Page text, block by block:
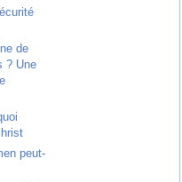
de
? Une
peut-